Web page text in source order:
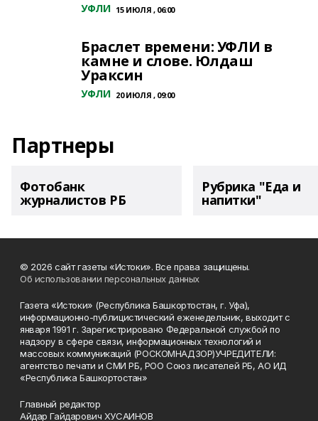
УФЛИ 15 ИЮЛЯ , 06:00
Браслет времени: УФЛИ в
камне и слове. Юлдаш
Ураксин
УФЛИ 20 ИЮЛЯ , 09:00
Партнеры
Фотобанк
журналистов РБ
Рубрика "Еда и
напитки"
© 2026 сайт газеты «Истоки». Все права защищены.
Об использовании персональных данных
Газета «Истоки» (Республика Башкортостан, г. Уфа),
информационно-публицистический еженедельник, выходит с
января 1991 г. Зарегистрировано Федеральной службой по
надзору в сфере связи, информационных технологий и
массовых коммуникаций (РОСКОМНАДЗОР)УЧРЕДИТЕЛИ:
агентство печати и СМИ РБ, РОО Союз писателей РБ, АО ИД
«Республика Башкортостан»
Главный редактор
Айдар Гайдарович ХУСАИНОВ